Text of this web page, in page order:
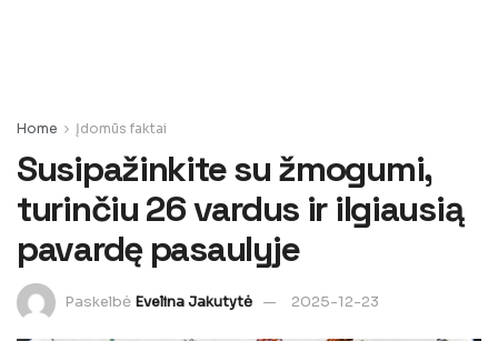
Home Įdomūs faktai
Susipažinkite su žmogumi,
turinčiu 26 vardus ir ilgiausią
pavardę pasaulyje
Paskelbė Evelina Jakutytė 2025-12-23